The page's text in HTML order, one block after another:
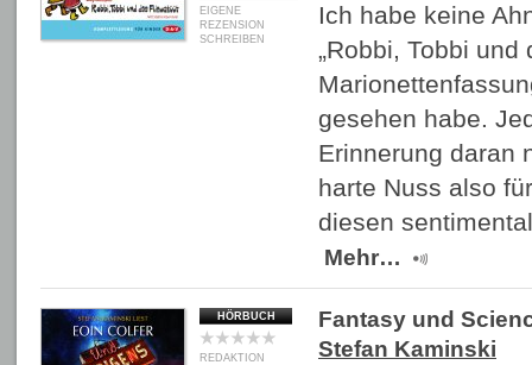
EIGENE
REZENSION
SCHREIBEN
Ich habe keine
„Robbi, Tobbi und
gesehen habe.
Erinnerung daran
harte Nuss also
diesen
Mehr…
HÖRBUCH
REDAKTION
Fantasy und
Stefan Kaminski